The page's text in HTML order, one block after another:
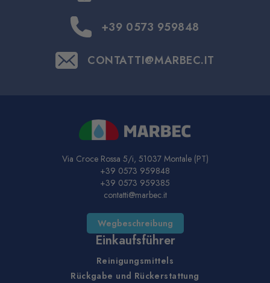
+39 0573 959848
CONTATTI@MARBEC.IT
Via Croce Rossa 5/i, 51037 Montale (PT)
+39 0573 959848
+39 0573 959385
contatti@marbec.it
Wegbeschreibung
Einkaufsführer
Reinigungsmittels
Rückgabe und Rückerstattung